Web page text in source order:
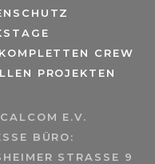
CREW
PROJEKTEN
E.V.
BÜRO:
STRASSE 9